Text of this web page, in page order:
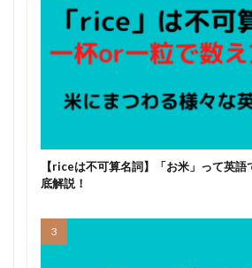
【riceは不可算名詞】「お米」って英
底解説！